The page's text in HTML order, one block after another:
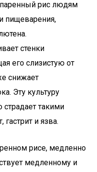
рис людям
пищеварения,
стенки
его слизистую от
снижает
Эту культуру
страдает такими
гастрит и язва.
рисе, медленно
медленному и